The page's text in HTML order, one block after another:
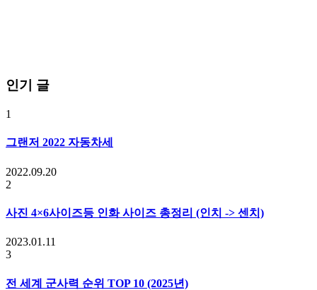
인기 글
1
그랜저 2022 자동차세
2022.09.20
2
사진 4×6사이즈등 인화 사이즈 총정리 (인치 -> 센치)
2023.01.11
3
전 세계 군사력 순위 TOP 10 (2025년)